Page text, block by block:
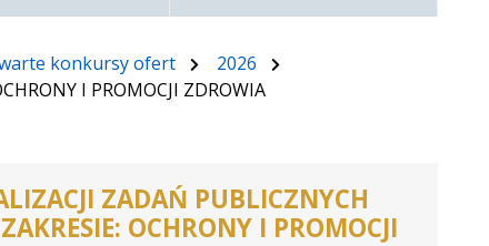
konkursy ofert
2026
I PROMOCJI ZDROWIA
ZADAŃ PUBLICZNYCH
OCHRONY I PROMOCJI